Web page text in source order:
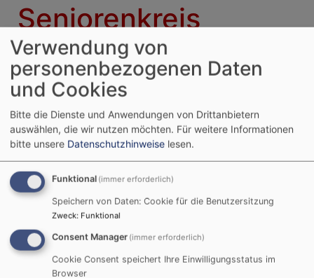
Seniorenkreis
Ansprechpartner für den Seniorenkreis:
Elke Jakob, Tel. 09107-359
Inge Stocker, Tel. 9107-924070
Nächste Veranstaltungen
So, 9.8. 10 Uhr
Gottesdienst
Pfrin. Rebecca Schüler
St. Thomaskirche
Verwendung von
personenbezogenen Daten
und Cookies
Bitte die Dienste und Anwendungen von Drittanbietern
auswählen, die wir nutzen möchten. Für weitere Informationen
bitte unsere Datenschutzhinweise lesen.
Funktional (immer erforderlich)
Speichern von Daten: Cookie für die Benutzersitzung
Zweck: Funktional
Consent Manager (immer erforderlich)
Cookie Consent speichert Ihre Einwilligungsstatus im
Browser